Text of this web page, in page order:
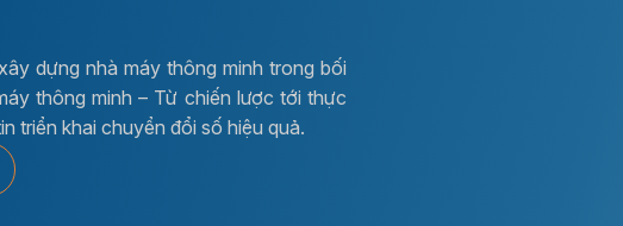
dựng nhà máy thông minh trong bối
thông minh – Từ chiến lược tới thực
triển khai chuyển đổi số hiệu quả.